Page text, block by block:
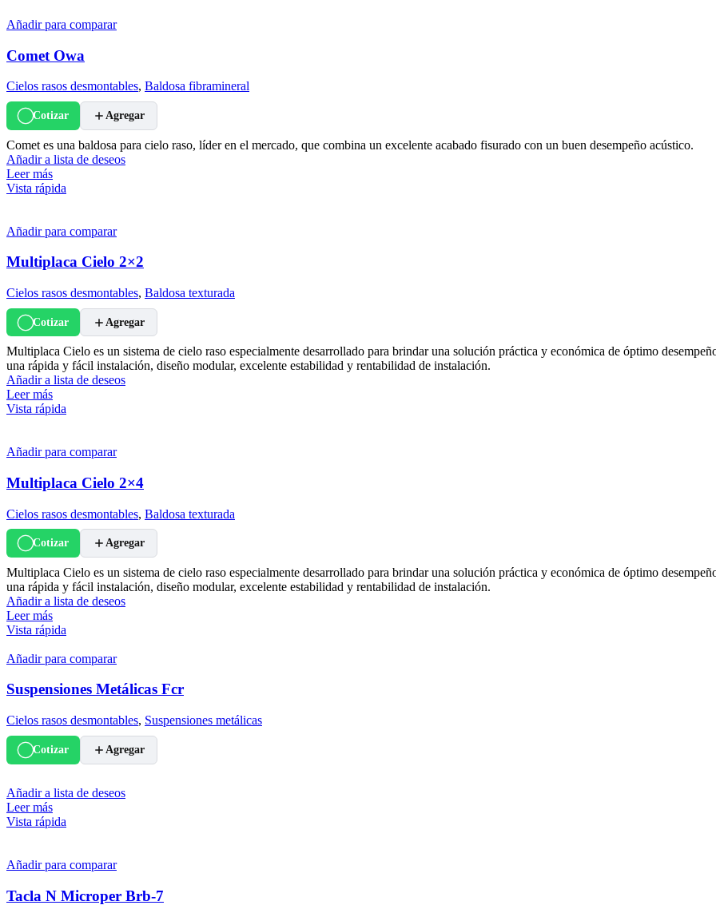
Añadir para comparar
Comet Owa
Cielos rasos desmontables, Baldosa fibramineral
Cotizar Agregar
Comet es una baldosa para cielo raso, líder en el mercado, que combina un excelente acabado fisurado con un buen desempeño acústico.
Añadir a lista de deseos
Leer más
Vista rápida
Añadir para comparar
Multiplaca Cielo 2×2
Cielos rasos desmontables, Baldosa texturada
Cotizar Agregar
Multiplaca Cielo es un sistema de cielo raso especialmente desarrollado para brindar una solución práctica y económica de óptimo
una rápida y fácil instalación, diseño modular, excelente estabilidad y rentabilidad de instalación.
Añadir a lista de deseos
Leer más
Vista rápida
Añadir para comparar
Multiplaca Cielo 2×4
Cielos rasos desmontables, Baldosa texturada
Cotizar Agregar
Multiplaca Cielo es un sistema de cielo raso especialmente desarrollado para brindar una solución práctica y económica de óptimo
una rápida y fácil instalación, diseño modular, excelente estabilidad y rentabilidad de instalación.
Añadir a lista de deseos
Leer más
Vista rápida
Añadir para comparar
Suspensiones Metálicas Fcr
Cielos rasos desmontables, Suspensiones metálicas
Cotizar Agregar
Añadir a lista de deseos
Leer más
Vista rápida
Añadir para comparar
Tacla N Microper Brb-7